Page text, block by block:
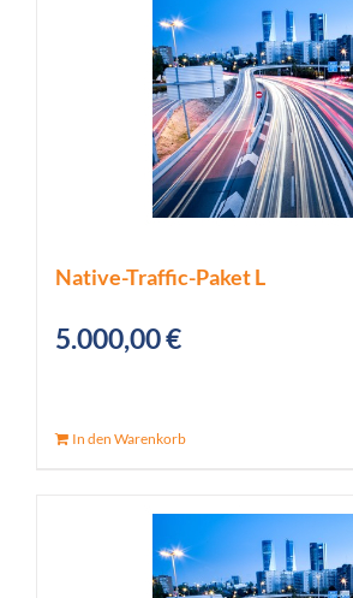
Native-Traffic-Paket L
5.000,00€
In den Warenkorb